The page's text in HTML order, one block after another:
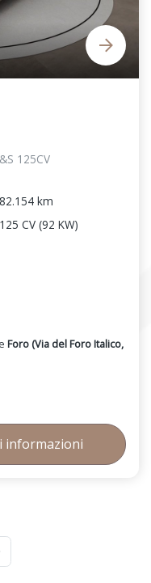
125CV
82.154 km
125 CV (92 KW)
Foro (Via del Foro Italico,
informazioni